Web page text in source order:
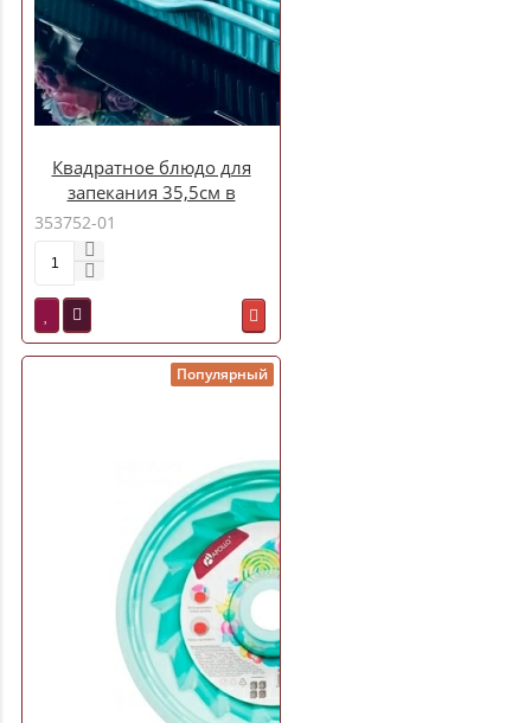
Квадратное блюдо для
запекания 35,5см в
под.уп.(х12)Фарфор
353752-01
Популярный